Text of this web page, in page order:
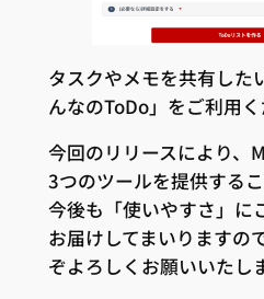
タスクやメモを共有した
んなのToDo」をご利用く
今回のリリースにより、
3つのツールを提供する
今後も「使いやすさ」に
お届けしてまいりますの
ぞよろしくお願いいたし